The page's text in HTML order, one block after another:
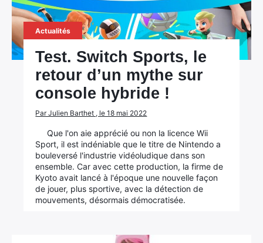
Actualités
Test. Switch Sports, le
retour d’un mythe sur
console hybride !
Par Julien Barthet , le 18 mai 2022
Que l'on aie apprécié ou non la licence Wii
Sport, il est indéniable que le titre de Nintendo a
bouleversé l'industrie vidéoludique dans son
ensemble. Car avec cette production, la firme de
Kyoto avait lancé à l'époque une nouvelle façon
de jouer, plus sportive, avec la détection de
mouvements, désormais démocratisée.
Rechercher
: